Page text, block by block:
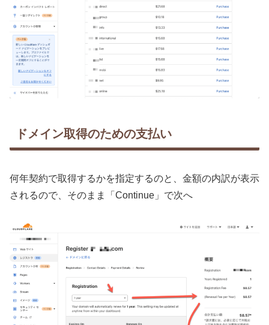
ドメイン取得のための支払い
何年契約で取得するかを指定するのと、金額の内訳が表示
されるので、そのまま「Continue」で次へ